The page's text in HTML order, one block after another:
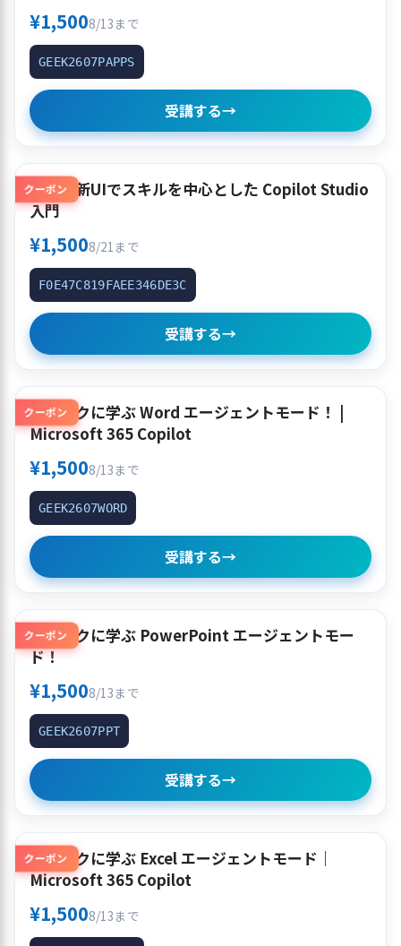
¥1,5008/13まで
GEEK2607PAPPS
受講する→
クーポン
簡単！新UIでスキルを中心とした Copilot Studio
入門
¥1,5008/21まで
F0E47C819FAEE346DE3C
受講する→
クーポン
クイックに学ぶ Word エージェントモード！ |
Microsoft 365 Copilot
¥1,5008/13まで
GEEK2607WORD
受講する→
クーポン
クイックに学ぶ PowerPoint エージェントモー
ド！
¥1,5008/13まで
GEEK2607PPT
受講する→
クーポン
クイックに学ぶ Excel エージェントモード｜
Microsoft 365 Copilot
¥1,5008/13まで